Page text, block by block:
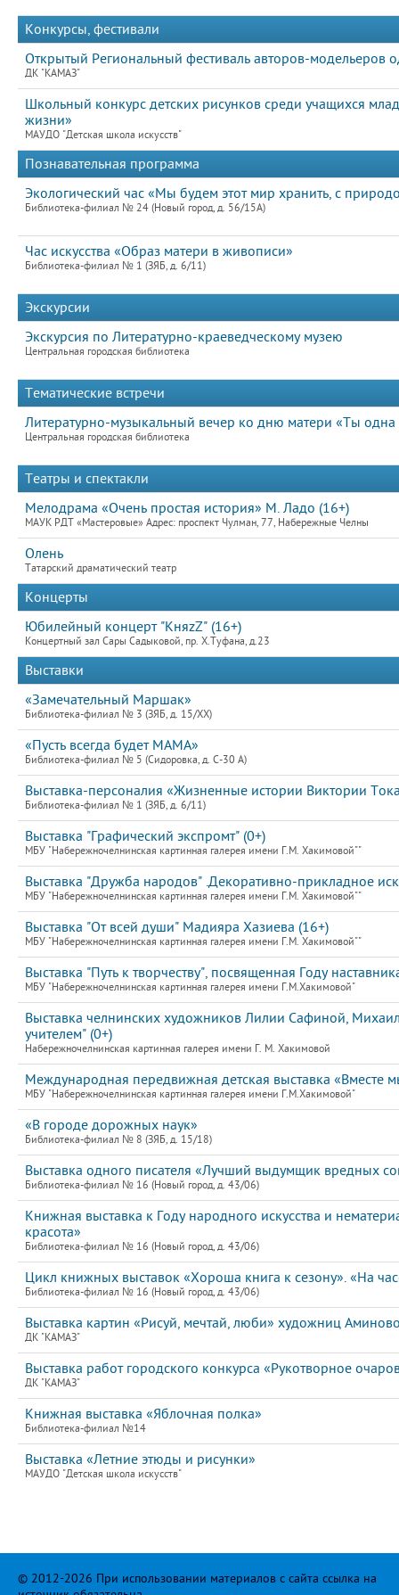
Конкурсы, фестивали
Открытый Региональный фестиваль авторов-модельеров
ДК "КАМАЗ"
Школьный конкурс детских рисунков среди учащихся
жизни»
МАУДО "Детская школа искусств"
Познавательная программа
Экологический час «Мы будем этот мир хранить, с
Библиотека-филиал № 24 (Новый город, д. 56/15А)
Час искусства «Образ матери в живописи»
Библиотека-филиал № 1 (ЗЯБ, д. 6/11)
Экскурсии
Экскурсия по Литературно-краеведческому музею
Центральная городская библиотека
Тематические встречи
Литературно-музыкальный вечер ко дню матери «Ты
Центральная городская библиотека
Театры и спектакли
Мелодрама «Очень простая история» М. Ладо (16+)
МАУК РДТ «Мастеровые» Адрес: проспект Чулман, 77, Набережные Челны
Олень
Татарский драматический театр
Концерты
Юбилейный концерт "KняzZ" (16+)
Концертный зал Сары Садыковой, пр. Х.Туфана, д.23
Выставки
«Замечательный Маршак»
Библиотека-филиал № 3 (ЗЯБ, д. 15/XX)
«Пусть всегда будет МАМА»
Библиотека-филиал № 5 (Сидоровка, д. С-30 А)
Выставка-персоналия «Жизненные истории Виктории
Библиотека-филиал № 1 (ЗЯБ, д. 6/11)
Выставка "Графический экспромт" (0+)
МБУ "Набережночелнинская картинная галерея имени Г.М. Хакимовой""
Выставка "Дружба народов" .Декоративно-прикладное
МБУ "Набережночелнинская картинная галерея имени Г.М. Хакимовой""
Выставка "От всей души" Мадияра Хазиева (16+)
МБУ "Набережночелнинская картинная галерея имени Г.М. Хакимовой""
Выставка "Путь к творчеству", посвященная Году
МБУ "Набережночелнинская картинная галерея имени Г.М.Хакимовой"
Выставка челнинских художников Лилии Сафиной,
учителем" (0+)
Набережночелнинская картинная галерея имени Г. М. Хакимовой
Международная передвижная детская выставка «Вместе
МБУ "Набережночелнинская картинная галерея имени Г.М.Хакимовой"
«В городе дорожных наук»
Библиотека-филиал № 8 (ЗЯБ, д. 15/18)
Выставка одного писателя «Лучший выдумщик вредных
Библиотека-филиал № 16 (Новый город, д. 43/06)
Книжная выставка к Году народного искусства и
красота»
Библиотека-филиал № 16 (Новый город, д. 43/06)
Цикл книжных выставок «Хороша книга к сезону». «На
Библиотека-филиал № 16 (Новый город, д. 43/06)
Выставка картин «Рисуй, мечтай, люби» художниц
ДК "КАМАЗ"
Выставка работ городского конкурса «Рукотворное
ДК "КАМАЗ"
Книжная выставка «Яблочная полка»
Библиотека-филиал №14
Выставка «Летние этюды и рисунки»
МАУДО "Детская школа искусств"
© 2012-2026 При использовании материалов с сайта ссылка на